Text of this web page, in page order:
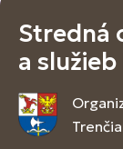
Stredná
a